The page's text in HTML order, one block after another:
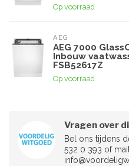
Op voorraad
AEG
AEG 7000
Inbouw
FSB52617Z
Op voorraad
Vragen over
Bel ons tijdens
532 0 393 of